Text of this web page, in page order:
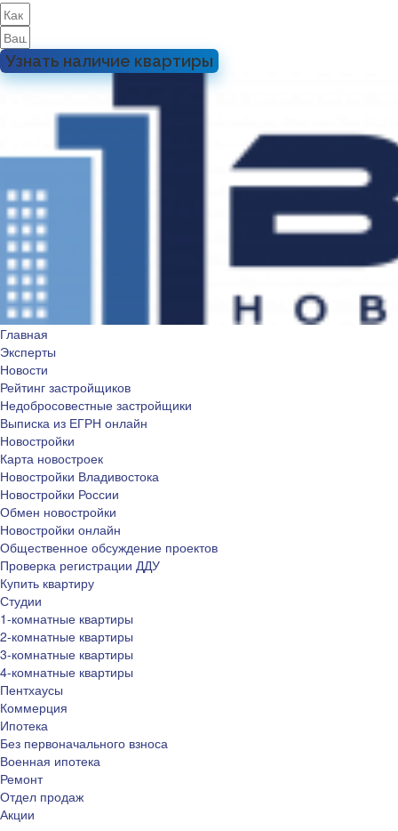
Узнать наличие квартиры
Главная
Эксперты
Новости
Рейтинг застройщиков
Недобросовестные застройщики
Выписка из ЕГРН онлайн
Новостройки
Карта новостроек
Новостройки Владивостока
Новостройки России
Обмен новостройки
Новостройки онлайн
Общественное обсуждение проектов
Проверка регистрации ДДУ
Купить квартиру
Студии
1-комнатные квартиры
2-комнатные квартиры
3-комнатные квартиры
4-комнатные квартиры
Пентхаусы
Коммерция
Ипотека
Без первоначального взноса
Военная ипотека
Ремонт
Отдел продаж
Акции